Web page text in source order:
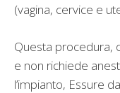
(vagina, cervice e
Questa procedura,
e non richiede
l’impianto, Essure